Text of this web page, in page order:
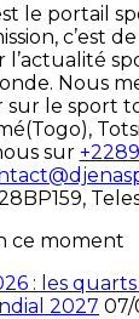
le portail
c’est
Nous
le sport
sur
ce moment
: les
2027 07/